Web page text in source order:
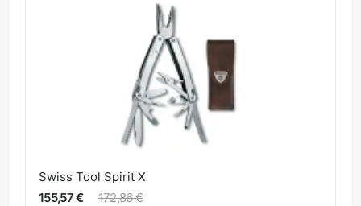
Swiss Tool Spirit X
155,57 €
172,86 €